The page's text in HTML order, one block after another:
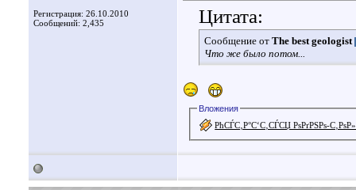
Регистрация: 26.10.2010
Сообщений: 2,435
Цитата:
Сообщение от The best geologist
Что же было потом...
Вложения
РћСЃС‚Р°С‘С‚СЃСЏ РѕРґРЅРѕ-